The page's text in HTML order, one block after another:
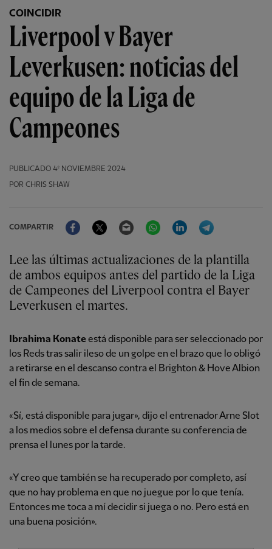
COINCIDIR
Liverpool v Bayer
Leverkusen: noticias del
equipo de la Liga de
Campeones
PUBLICADO 4º NOVIEMBRE 2024
POR CHRIS SHAW
COMPARTIR
FacebookTwitter Email WhatsAppLinkedIn
Lee las últimas actualizaciones de la plantilla
de ambos equipos antes del partido de la Liga
de Campeones del Liverpool contra el Bayer
Leverkusen el martes.
Ibrahima Konateestá disponible para ser seleccionado por
los Reds tras salir ileso de un golpe en el brazo que lo obligó
a retirarse en el descanso contra el Brighton & Hove Albion
el fin de semana.
«Sí, está disponible para jugar», dijo el entrenador Arne Slot
a los medios sobre el defensa durante su conferencia de
prensa el lunes por la tarde.
«Y creo que también se ha recuperado por completo, así
que no hay problema en que no juegue por lo que tenía.
Entonces me toca a mí decidir si juega o no. Pero está en
una buena posición».